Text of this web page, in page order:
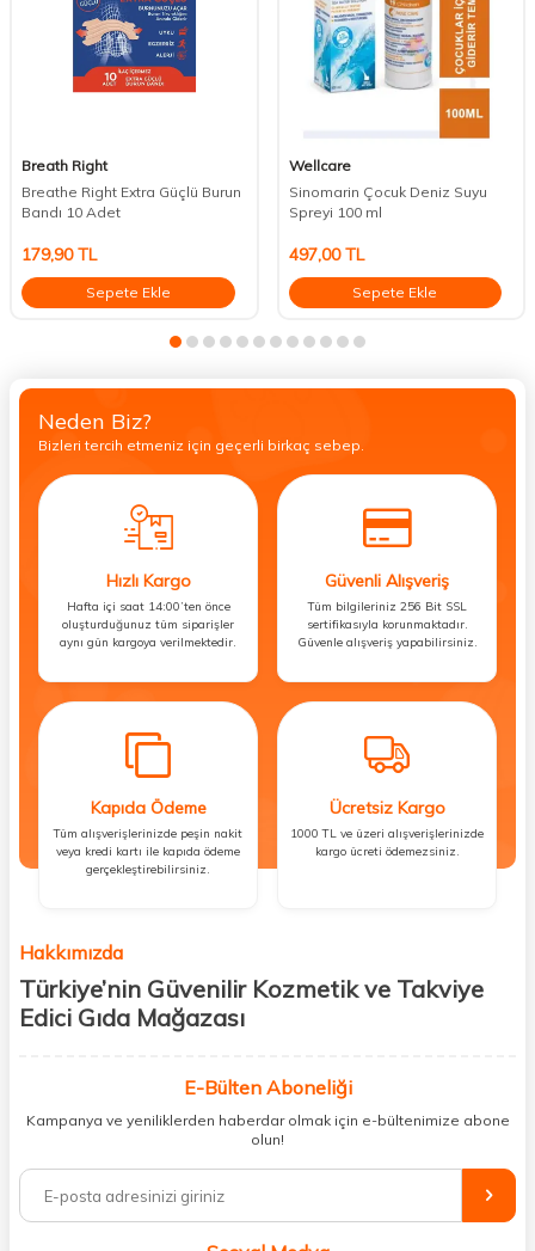
Breath Right
Breathe Right Extra Güçlü Burun
Bandı 10 Adet
179,90TL
Sepete Ekle
Wellcare
Sinomarin Çocuk Deniz Suyu
Spreyi 100 ml
497,00TL
Sepete Ekle
Neden Biz?
Bizleri tercih etmeniz için geçerli birkaç sebep.
Hızlı Kargo
Hafta içi saat 14:00’ten önce
oluşturduğunuz tüm siparişler
aynı gün kargoya verilmektedir.
Güvenli Alışveriş
Tüm bilgileriniz 256 Bit SSL
sertifikasıyla korunmaktadır.
Güvenle alışveriş yapabilirsiniz.
Kapıda Ödeme
Tüm alışverişlerinizde peşin nakit
veya kredi kartı ile kapıda ödeme
gerçekleştirebilirsiniz.
Ücretsiz Kargo
1000 TL ve üzeri alışverişlerinizde
kargo ücreti ödemezsiniz.
Hakkımızda
Türkiye’nin Güvenilir Kozmetik ve Takviye
Edici Gıda Mağazası
kişisel bakım hem de takviye edici gıda ürünlerini sizlerle
buluşturuyoruz. Artık mağaza mağaza dolaşmanıza gerek yok;
ihtiyacınız olan her şeyi tek bir çatı altında topluyor ve kapınıza kadar
%100 orijinal kozmetik ve sağlık ürünleriyle güzelliğinizi tamamlayabilir,
vücudunuzu desteklemek için güvenilir takviye edici gıdalara
E-Bülten Aboneliği
Kampanya ve yeniliklerden haberdar olmak için e-bültenimize abone
olun!